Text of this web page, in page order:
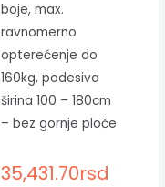
boje, max.
ravnomerno
opterećenje do
160kg, podesiva
širina 100 – 180cm
– bez gornje ploče
35,431.70rsd